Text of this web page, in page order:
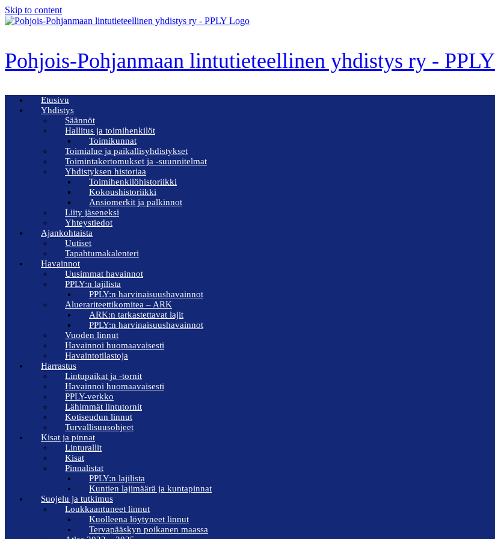
Skip to content
Pohjois-Pohjanmaan lintutieteellinen yhdistys ry - PPLY
Etusivu
Yhdistys
Säännöt
Hallitus ja toimihenkilöt
Toimikunnat
Toimialue ja paikallisyhdistykset
Toimintakertomukset ja -suunnitelmat
Yhdistyksen historiaa
Toimihenkilöhistoriikki
Kokoushistoriikki
Ansiomerkit ja palkinnot
Liity jäseneksi
Yhteystiedot
Ajankohtaista
Uutiset
Tapahtumakalenteri
Havainnot
Uusimmat havainnot
PPLY:n lajilista
PPLY:n harvinaisuushavainnot
Aluerariteettikomitea – ARK
ARK:n tarkastettavat lajit
PPLY:n harvinaisuushavainnot
Vuoden linnut
Havainnoi huomaavaisesti
Havaintotilastoja
Harrastus
Lintupaikat ja -tornit
Havainnoi huomaavaisesti
PPLY-verkko
Lähimmät lintutornit
Kotiseudun linnut
Turvallisuusohjeet
Kisat ja pinnat
Linturallit
Kisat
Pinnalistat
PPLY:n lajilista
Kuntien lajimäärä ja kuntapinnat
Suojelu ja tutkimus
Loukkaantuneet linnut
Kuolleena löytyneet linnut
Tervapääskyn poikanen maassa